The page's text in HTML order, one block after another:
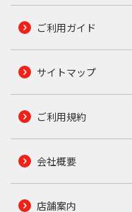
ご利用ガイド
サイトマップ
ご利用規約
会社概要
店舗案内